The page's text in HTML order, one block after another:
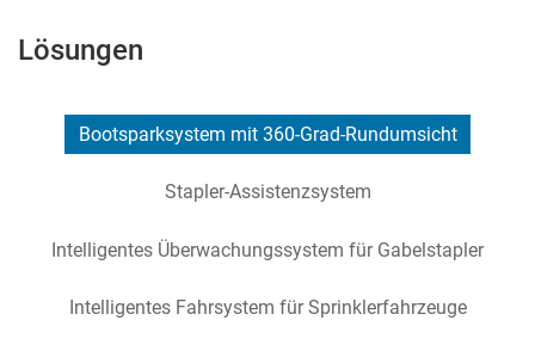
Lösungen
Bootsparksystem mit 360-Grad-Rundumsicht
Stapler-Assistenzsystem
Intelligentes Überwachungssystem für Gabelstapler
Intelligentes Fahrsystem für Sprinklerfahrzeuge